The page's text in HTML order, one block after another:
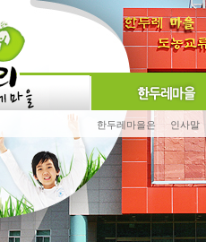
한두레마을은 인사말